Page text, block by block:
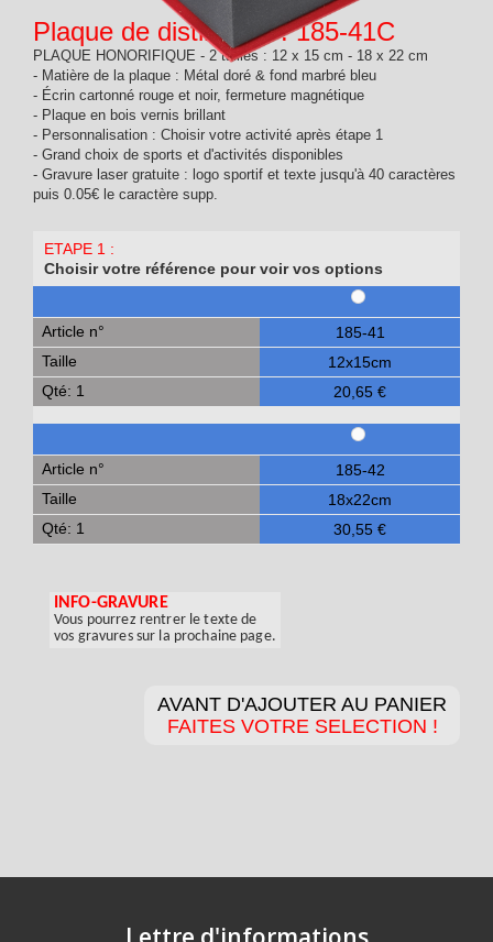
Plaque de distinction : 185-41C
PLAQUE HONORIFIQUE - 2 tailles : 12 x 15 cm - 18 x 22 cm
- Matière de la plaque : Métal doré & fond marbré bleu
- Écrin cartonné rouge et noir, fermeture magnétique
- Plaque en bois vernis brillant
- Personnalisation : Choisir votre activité après étape 1
- Grand choix de sports et d'activités disponibles
- Gravure laser gratuite : logo sportif et texte jusqu'à 40 caractères
puis 0.05€ le caractère supp.
ETAPE 1 :
Choisir votre référence pour voir vos options
Article n°
185-41
Taille
12x15cm
Qté: 1
20,65 €
Article n°
185-42
Taille
18x22cm
Qté: 1
30,55 €
INFO-GRAVURE
Vous pourrez rentrer le texte de
vos gravures sur la prochaine page.
AVANT D'AJOUTER AU PANIER
FAITES VOTRE SELECTION !